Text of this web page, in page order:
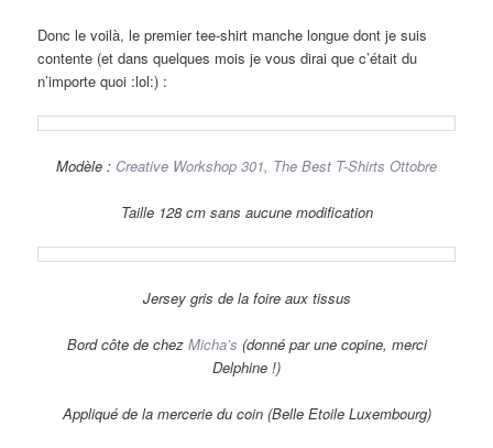
Donc le voilà, le premier tee-shirt manche longue dont je suis
contente (et dans quelques mois je vous dirai que c’était du
n’importe quoi :lol:) :
Modèle : Creative Workshop 301, The Best T-Shirts Ottobre
Taille 128 cm sans aucune modification
Jersey gris de la foire aux tissus
Bord côte de chez Micha’s (donné par une copine, merci
Delphine !)
Appliqué de la mercerie du coin (Belle Etoile Luxembourg)